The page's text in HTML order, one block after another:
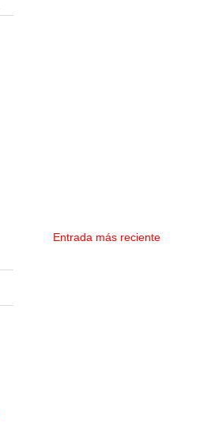
Entrada más reciente